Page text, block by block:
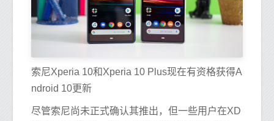
索尼Xperia 10和Xperia 10 Plus现在有资格获得A
ndroid 10更新
尽管索尼尚未正式确认其推出，但一些用户在XD